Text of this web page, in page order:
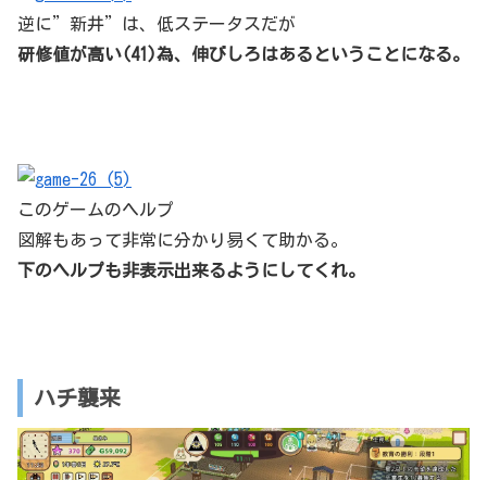
逆に”新井”は、低ステータスだが
研修値が高い(41)為、伸びしろはあるということになる。
このゲームのヘルプ
図解もあって非常に分かり易くて助かる。
下のヘルプも非表示出来るようにしてくれ。
ハチ襲来